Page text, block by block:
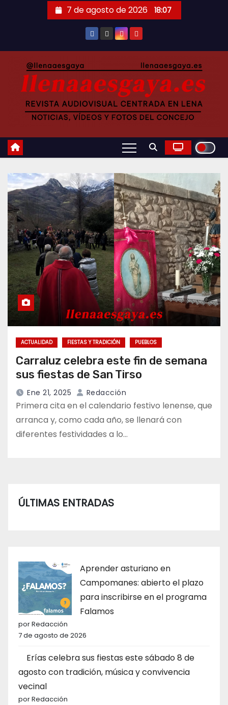
7 de agosto de 2026 18:07
ACTUALIDAD FIESTAS Y TRADICIÓN PUEBLOS
Carraluz celebra este fin de semana
sus fiestas de San Tirso
Ene 21, 2025 Redacción
Primera cita en el calendario festivo lenense, que
arranca y, como cada año, se llenará con
diferentes festividades a lo…
ÚLTIMAS ENTRADAS
Aprender asturiano en
Campomanes: abierto el plazo
para inscribirse en el programa
Falamos
por Redacción
7 de agosto de 2026
Erías celebra sus fiestas este sábado 8 de
agosto con tradición, música y convivencia
vecinal
por Redacción